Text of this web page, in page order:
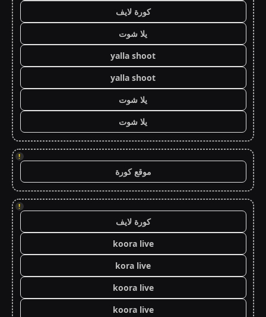
كورة لايف
يلا شوت
yalla shoot
yalla shoot
يلا شوت
يلا شوت
!
موقع كورة
!
كورة لايف
koora live
kora live
koora live
koora live